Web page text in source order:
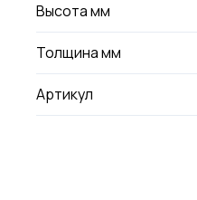
Высота мм
Толщина мм
Артикул